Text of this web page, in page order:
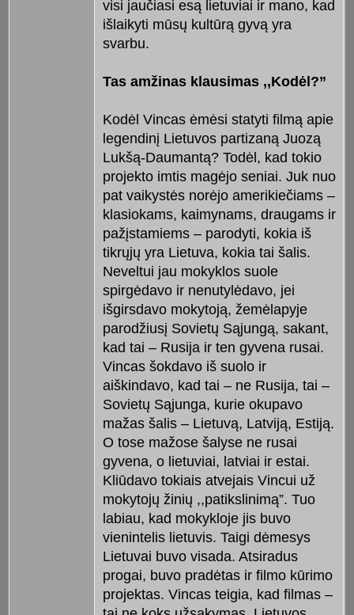
visi jaučiasi esą lietuviai ir mano, kad
išlaikyti mūsų kultūrą gyvą yra
svarbu.
Tas amžinas klausimas ,,Kodėl?”
Kodėl Vincas ėmėsi statyti filmą apie
legendinį Lietuvos partizaną Juozą
Lukšą-Daumantą? Todėl, kad tokio
projekto imtis magėjo seniai. Juk nuo
pat vaikystės norėjo amerikiečiams –
klasiokams, kaimynams, draugams ir
pažįstamiems – parodyti, kokia iš
tikrųjų yra Lietuva, kokia tai šalis.
Neveltui jau mokyklos suole
spirgėdavo ir nenutylėdavo, jei
išgirsdavo mokytoją, žemėlapyje
parodžiusį Sovietų Sąjungą, sakant,
kad tai – Rusija ir ten gyvena rusai.
Vincas šokdavo iš suolo ir
aiškindavo, kad tai – ne Rusija, tai –
Sovietų Sąjunga, kurie okupavo
mažas šalis – Lietuvą, Latviją, Estiją.
O tose mažose šalyse ne rusai
gyvena, o lietuviai, latviai ir estai.
Kliūdavo tokiais atvejais Vincui už
mokytojų žinių ,,patikslinimą”. Tuo
labiau, kad mokykloje jis buvo
vienintelis lietuvis. Taigi dėmesys
Lietuvai buvo visada. Atsiradus
progai, buvo pradėtas ir filmo kūrimo
projektas. Vincas teigia, kad filmas –